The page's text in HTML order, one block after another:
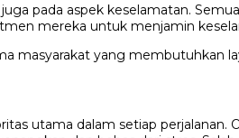
pada aspek keselamatan.
mereka untuk menjamin
masyarakat yang membutuhkan
utama dalam setiap